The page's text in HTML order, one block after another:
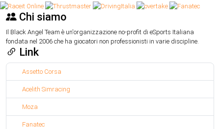
Chi siamo
Il Black Angel Team è un'organizzazione no-profit di eSports Italiana
fondata nel 2006 che ha giocatori non professionisti in varie discipline.
Link
Assetto Corsa
Acelith Simracing
Moza
Fanatec